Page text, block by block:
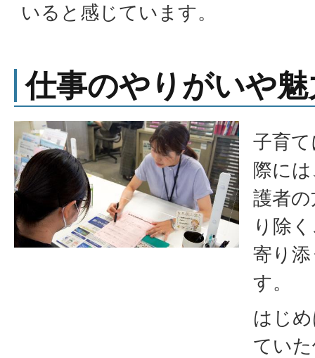
いると感じています。
仕事のやりがいや
子育
際に
護者
り除
寄り
す。
はじ
てい